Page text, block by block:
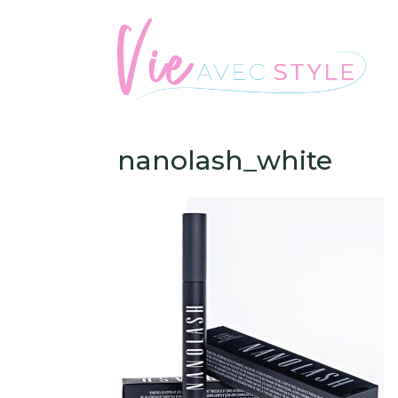
nanolash_white